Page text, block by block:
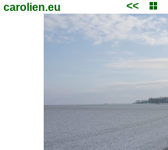
carolien.eu <<